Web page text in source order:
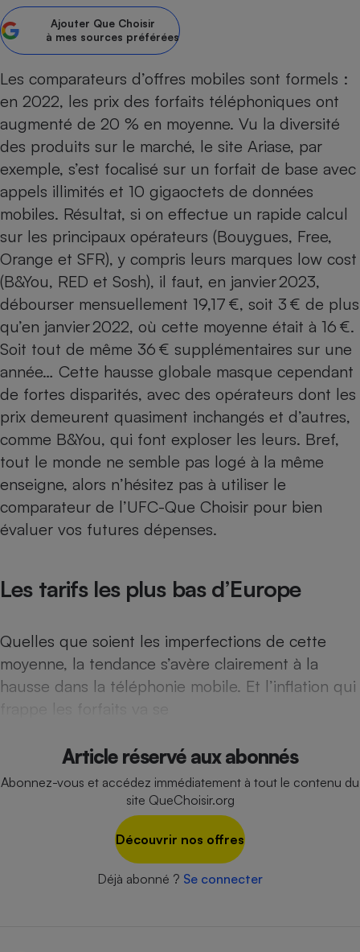
Ajouter Que Choisir
à mes sources préférées
Les comparateurs d’offres mobiles sont formels :
en 2022, les prix des forfaits téléphoniques ont
augmenté de 20 % en moyenne. Vu la diversité
des produits sur le marché, le site Ariase, par
exemple, s’est focalisé sur un forfait de base avec
appels illimités et 10 gigaoctets de données
mobiles. Résultat, si on effectue un rapide calcul
sur les principaux opérateurs (Bouygues, Free,
Orange et SFR), y compris leurs marques low cost
(B&You, RED et Sosh), il faut, en janvier 2023,
débourser mensuellement 19,17 €, soit 3 € de plus
qu’en janvier 2022, où cette moyenne était à 16 €.
Soit tout de même 36 € supplémentaires sur une
année… Cette hausse globale masque cependant
de fortes disparités, avec des opérateurs dont les
prix demeurent quasiment inchangés et d’autres,
comme B&You, qui font exploser les leurs. Bref,
tout le monde ne semble pas logé à la même
enseigne, alors n’hésitez pas à utiliser le
comparateur de l’UFC-Que Choisir pour bien
évaluer vos futures dépenses.
Les tarifs les plus bas d’Europe
Quelles que soient les imperfections de cette
moyenne, la tendance s’avère clairement à la
hausse dans la téléphonie mobile. Et l’inflation qui
frappe les forfaits va se
Article réservé aux abonnés
Abonnez-vous et accédez immédiatement à tout le contenu du
site QueChoisir.org
Découvrir nos offres
Déjà abonné ? Se connecter
bouteille
Assurance emprunteur
Banque
Lave-linge
Plaque de cuisson à
induction
Ventilateur
Cafetière à expressos
Téléviseur
Téléphone mobile -
Smartphone
Matelas
Radiateur électrique
Climatiseur -
Ventilateur
Antimoustique